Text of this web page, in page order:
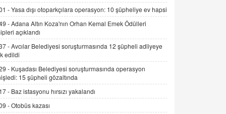
15.09.2025 16:17
SEHER EREK
Kış Ayları Geldi, Hangi Önlemler
Alınmalı?
İNCİ GÜL AKÖL
Trump Keşke Adana'yı da Ziyaret Etse...
06.07.2026 13:00
-Yasa dışı otoparkçılara operasyon: 10 şüpheliye ev hapsi
-Adana Altın Koza'nın Orhan Kemal Emek Ödülleri
açıklandı
-Avcılar Belediyesi soruşturmasında 12 şüpheli adliyeye
edildi
- Kuşadası Belediyesi soruşturmasında operasyon
15 şüpheli gözaltında
- Baz istasyonu hırsızı yakalandı
-Otobüs kazası